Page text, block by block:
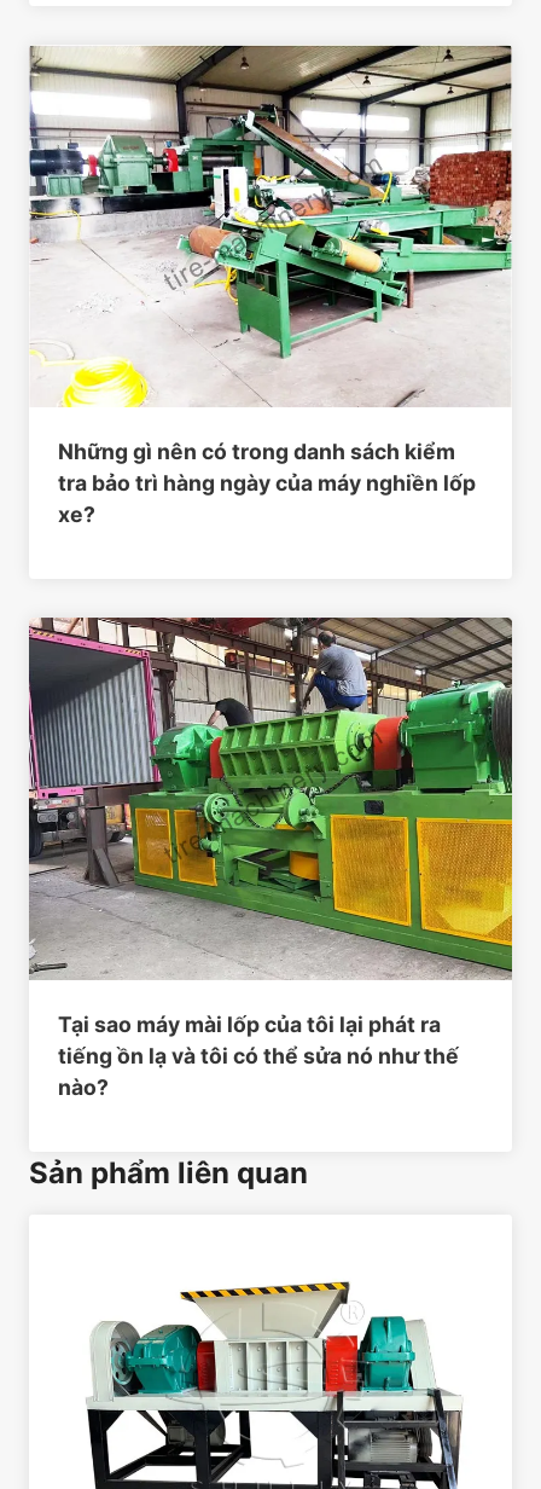
Những gì nên có trong danh sách kiểm
tra bảo trì hàng ngày của máy nghiền lốp
xe?
Tại sao máy mài lốp của tôi lại phát ra
tiếng ồn lạ và tôi có thể sửa nó như thế
nào?
Sản phẩm liên quan